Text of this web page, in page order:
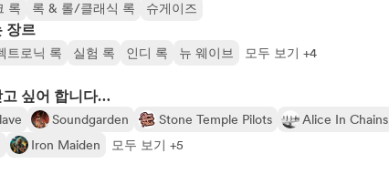
록 록 & 롤/클래식 록 슈게이즈
장르
트로닉 록 실험 록 인디 록 뉴 웨이브 모두 보기 +4
고 싶어 합니다…
Soundgarden Stone Temple Pilots
Alice In Chains
Iron Maiden 모두 보기 +5